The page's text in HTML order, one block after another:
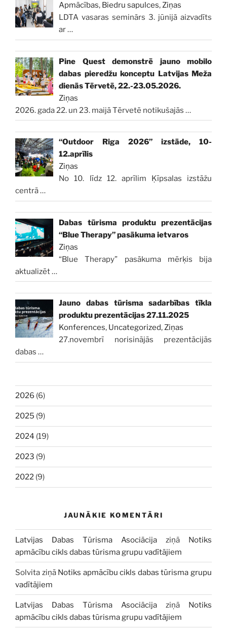
Apmācības, Biedru sapulces,Ziņas
LDTA vasaras seminārs 3. jūnijā aizvadīts
ar…
Pine Quest demonstrē jauno mobilo
dabas pieredžu konceptu Latvijas Meža
dienās Tērvetē, 22.-23.05.2026.
Ziņas
2026. gada 22. un 23. maijā Tērvetē notikušajās …
“Outdoor Riga 2026” izstāde, 10-
12.aprīlis
Ziņas
No 10. līdz 12. aprīlim Ķīpsalas izstāžu
centrā…
Dabas tūrisma produktu prezentācijas
“Blue Therapy” pasākuma ietvaros
Ziņas
“Blue Therapy” pasākuma mērķis bija
aktualizēt…
Jauno dabas tūrisma sadarbības tīkla
produktu prezentācijas 27.11.2025
Konferences, Uncategorized,Ziņas
27.novembrī norisinājās prezentācijās
dabas …
2026 (6)
2025 (9)
2024 (19)
2023 (9)
2022 (9)
JAUNĀKIE KOMENTĀRI
Latvijas Dabas Tūrisma Asociācija ziņā Notiks
apmācību cikls dabas tūrisma grupu vadītājiem
Solvita ziņā Notiks apmācību cikls dabas tūrisma grupu
vadītājiem
Latvijas Dabas Tūrisma Asociācija ziņā Notiks
apmācību cikls dabas tūrisma grupu vadītājiem